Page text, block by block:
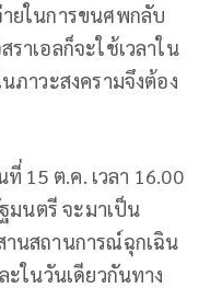
ยในการขนศพกลับ
าเอลก็จะใช้เวลาใน
าวะสงครามจึงต้อง
15 ต.ค. เวลา 16.00
มนตรี จะมาเป็น
นสถานการณ์ฉุกเฉิน
ะในวันเดียวกันทาง